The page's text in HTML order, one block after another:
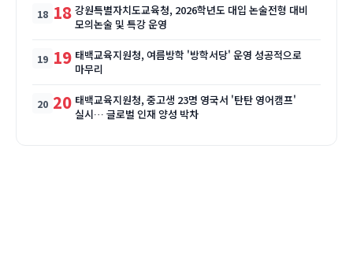
18 강원특별자치도교육청, 2026학년도 대입 논술전형 대비
모의논술 및 특강 운영
19 태백교육지원청, 여름방학 '방학서당' 운영 성공적으로
마무리
20 태백교육지원청, 중고생 23명 영국서 '탄탄 영어캠프'
실시… 글로벌 인재 양성 박차